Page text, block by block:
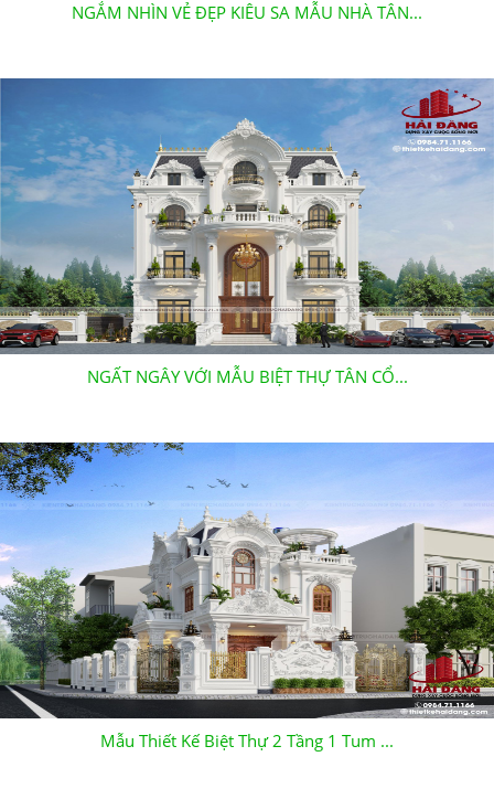
NGẮM NHÌN VẺ ĐẸP KIÊU SA MẪU NHÀ TÂN...
NGẤT NGÂY VỚI MẪU BIỆT THỰ TÂN CỔ...
Mẫu Thiết Kế Biệt Thự 2 Tầng 1 Tum ...